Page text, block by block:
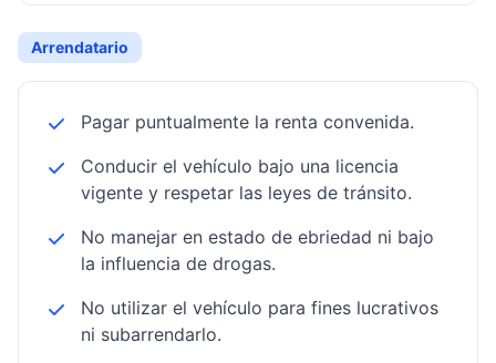
Arrendatario
Pagar puntualmente la renta convenida.
Conducir el vehículo bajo una licencia
vigente y respetar las leyes de tránsito.
No manejar en estado de ebriedad ni bajo
la influencia de drogas.
No utilizar el vehículo para fines lucrativos
ni subarrendarlo.